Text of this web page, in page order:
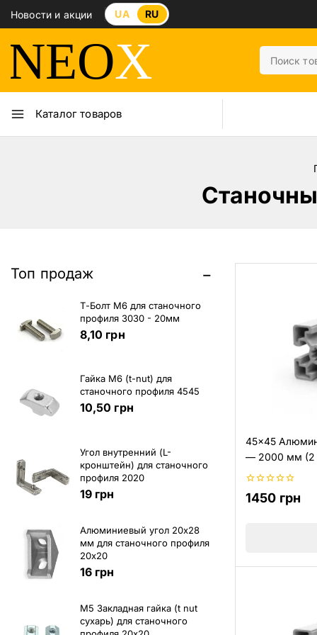
Новости и акции UA RU
Каталог товаров
45×45
— 2000 мм (2
0
из
1450 грн
Топ продаж
Т-Болт М6 для станочного
профиля 3030 - 20мм
8,10 грн
Гайка М6 (t-nut) для
станочного профиля 4545
10,50 грн
Угол внутренний (L-
кронштейн) для станочного
профиля 2020
19 грн
Алюминиевый угол 20х28
мм для станочного профиля
20х20
16 грн
M5 Закладная гайка (t nut
сухарь) для станочного